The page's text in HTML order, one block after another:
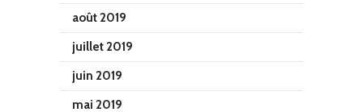
août 2019
juillet 2019
juin 2019
mai 2019